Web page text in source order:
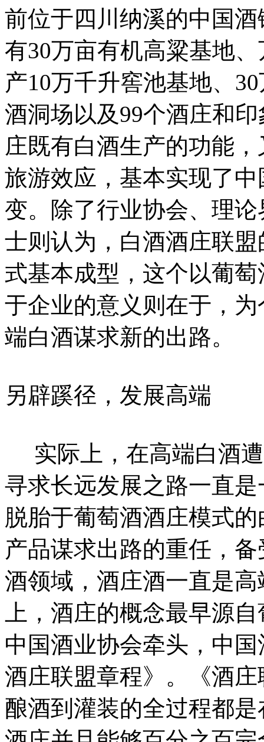
前位于四川纳溪的中国
有30万亩有机高粱基地
产10万千升窖池基地、
酒洞场以及99个酒庄和
庄既有白酒生产的功能
旅游效应，基本实现了
变。 除了行业协会、理
士则认为，白酒酒庄联
式基本成型，这个以葡
于企业的意义则在于，
端白酒谋求新的出路。
另辟蹊径，发展高端
实际上，在高端白酒
寻求长远发展之路一直
脱胎于葡萄酒酒庄模式
产品谋求出路的重任，
酒领域，酒庄酒一直是
上，酒庄的概念最早源
中国酒业协会牵头，中
酒庄联盟章程》。《酒
酿酒到灌装的全过程都